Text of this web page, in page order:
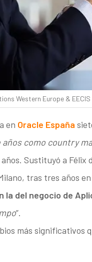
Western Europe &
en Oracle España
como country
años. Sustituyó a
tras tres años
la del negocio de
”.
más significativos